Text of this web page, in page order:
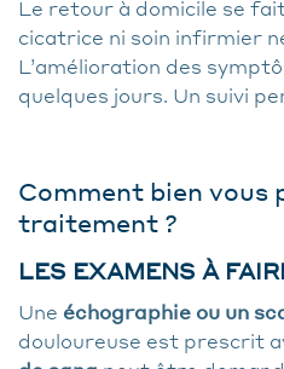
Le retour à domicile se
cicatrice ni soin infirmier
L’amélioration des
quelques jours. Un suivi
Comment bien vous
traitement ?
LES EXAMENS À
Une échographie ou un
douloureuse est prescrit